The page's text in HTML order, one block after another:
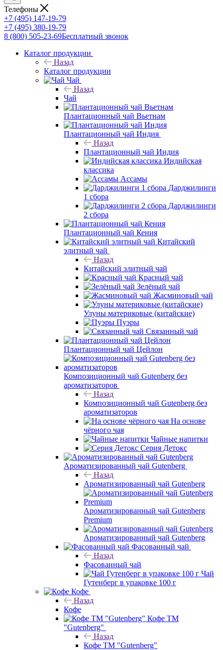
Телефоны
+7 (495) 147-19-79
+7 (495) 380-19-79
8 (800) 505-23-69Бесплатный звонок
Каталог продукции
Назад
Каталог продукции
Чай
Назад
Чай
Плантационный чай Вьетнам
Плантационный чай Индия
Назад
Плантационный чай Индия
Индийская
классика
Ассамы
Дарджилинги
1 сбора
Дарджилинги
2 сбора
Плантационный чай Кения
Китайский
элитный чай
Назад
Китайский элитный чай
Красный чай
Зелёный чай
Жасминовый чай
Улуны материковые (китайские)
Пуэры
Связанный чай
Плантационный чай Цейлон
Композиционный чай Gutenberg без
ароматизаторов
Назад
Композиционный чай Gutenberg без
ароматизаторов
На основе
чёрного чая
Чайные напитки
Серия Детокс
Ароматизированный чай Gutenberg
Назад
Ароматизированный чай Gutenberg
Ароматизированный чай Gutenberg
Premium
Ароматизированный чай Gutenberg
Фасованный чай
Назад
Фасованный чай
Чай
Гутенберг в упаковке 100 г
Кофе
Назад
Кофе
Кофе ТМ
"Gutenberg"
Назад
Кофе ТМ "Gutenberg"